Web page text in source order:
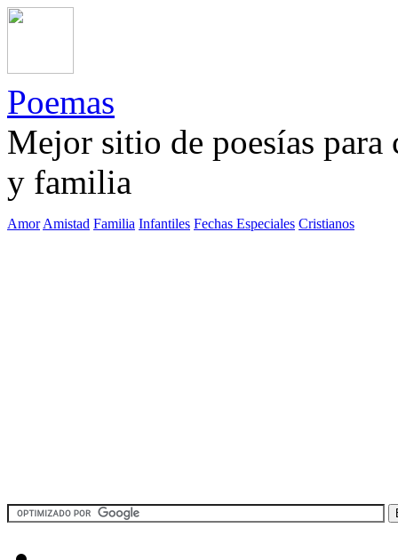
Poemas
Mejor sitio de poesías
y familia
Amor Amistad Familia Infantiles Fechas Especiales Cristianos